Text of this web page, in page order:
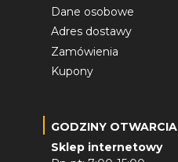
Dane osobowe
Adres dostawy
Zamówienia
Kupony
GODZINY OTWARCIA
Sklep internetowy